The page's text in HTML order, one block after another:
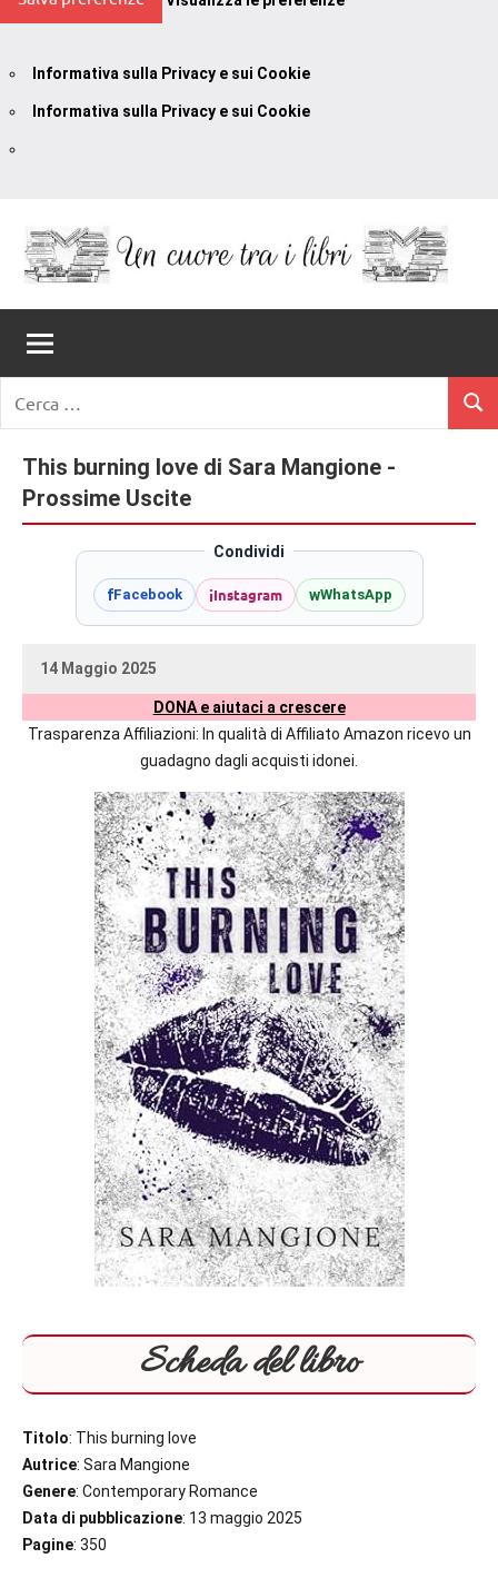
Informativa sulla Privacy e sui Cookie
Informativa sulla Privacy e sui Cookie
contenuto
Un
Cuore
Tra
I
Libri
romanzi
romance
e
non
solo.
Recensioni,
delle
autrici
per:
This burning love di Sara Mangione -
Prossime Uscite
Condividi
fFacebook iInstagram wWhatsApp
14 Maggio 2025
uctil_user
Nessun
DONA e aiutaci a crescere
Trasparenza Affiliazioni: In qualità di Affiliato Amazon ricevo un
guadagno dagli acquisti idonei.
Scheda del libro
Titolo: This burning love
Autrice: Sara Mangione
Genere: Contemporary Romance
Data di pubblicazione: 13 maggio 2025
Pagine: 350